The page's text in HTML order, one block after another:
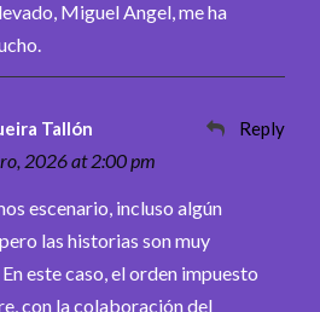
Miguel Angel, me ha
Tallón
2026 at 2:00 pm
Reply
escenario, incluso algún
las historias son muy
este caso, el orden impuesto
con la colaboración del